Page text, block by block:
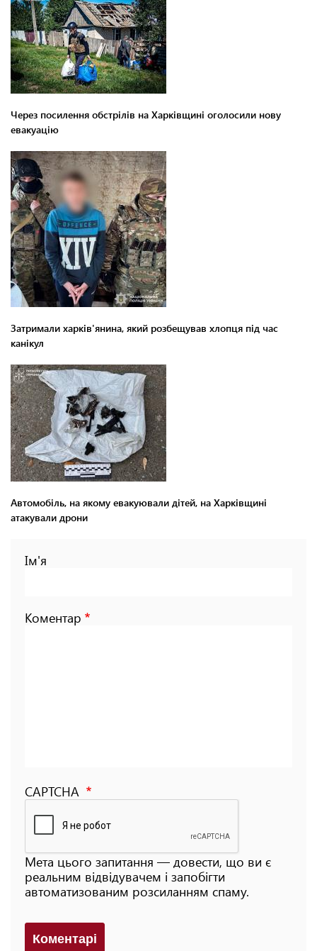
Через посилення обстрілів на Харківщині оголосили нову
евакуацію
Затримали харків'янина, який розбещував хлопця під час
канікул
Автомобіль, на якому евакуювали дітей, на Харківщині
атакували дрони
Ім'я
Коментар
CAPTCHA
Мета цього запитання — довести, що ви є
реальним відвідувачем і запобігти
автоматизованим розсиланням спаму.
Коментарi